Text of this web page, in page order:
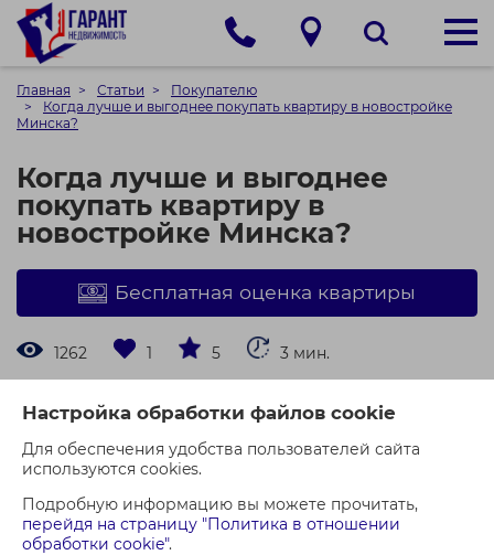
Настройка обработки файлов cookie
Для обеспечения удобства пользователей сайта
используются cookies.
Подробную информацию вы можете прочитать,
перейдя на страницу "Политика в отношении
обработки cookie".
Главная Статьи
Покупателю
Когда лучше и выгоднее покупать квартиру в новостройке
Минска?
Когда лучше и выгоднее
покупать квартиру в
новостройке Минска?
Бесплатная оценка квартиры
1262 1 5 3 мин.
Содержание
1. На этапе старта продаж (начало строительства)
2. На этапе активного строительства
3. На этапе сдачи объекта
4. После сдачи объекта (вторичный рынок
новостроек)
5. В конце года (декабрь)